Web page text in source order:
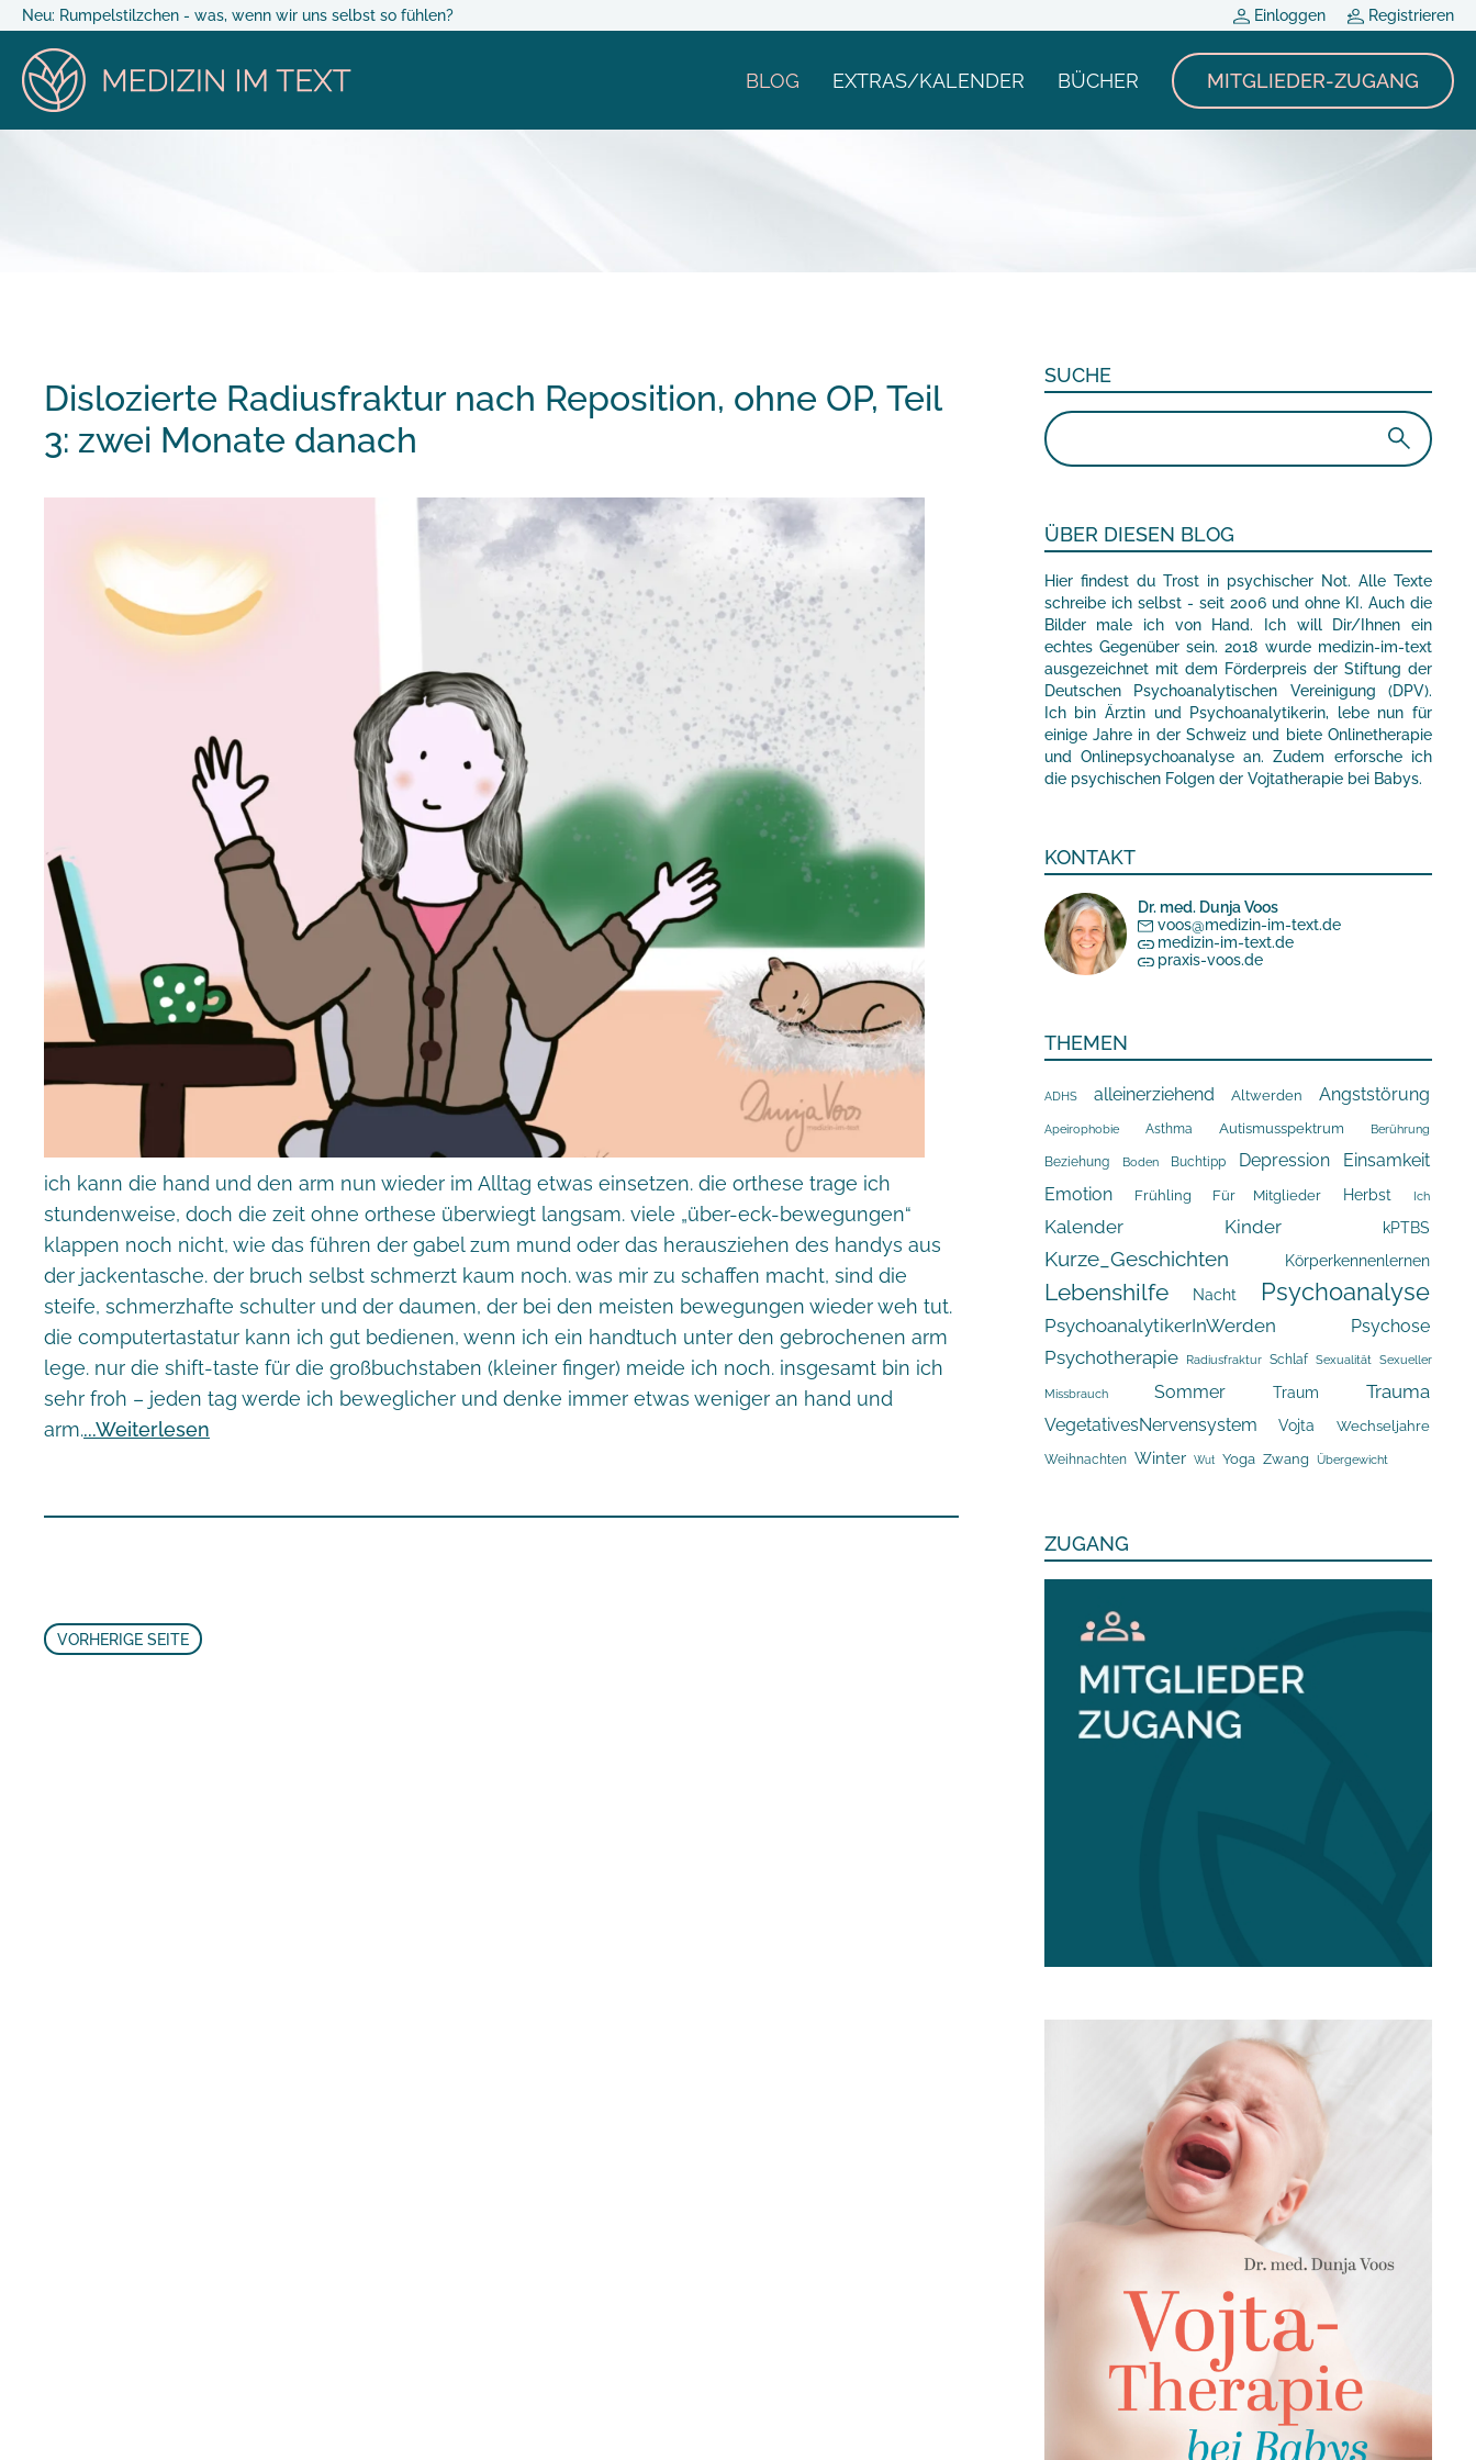
Neu: Rumpelstilzchen - was, wenn wir uns selbst so fühlen? Einloggen Registrieren
BLOG EXTRAS/KALENDER BÜCHER MITGLIEDER-ZUGANG
Dislozierte Radiusfraktur nach Reposition, ohne OP, Teil
3: zwei Monate danach
ich kann die hand und den arm nun wieder im Alltag etwas einsetzen. die orthese trage ich
stundenweise, doch die zeit ohne orthese überwiegt langsam. viele „über-eck-bewegungen“
klappen noch nicht, wie das führen der gabel zum mund oder das herausziehen des handys aus
der jackentasche. der bruch selbst schmerzt kaum noch. was mir zu schaffen macht, sind die
steife, schmerzhafte schulter und der daumen, der bei den meisten bewegungen wieder weh tut.
die computertastatur kann ich gut bedienen, wenn ich ein handtuch unter den gebrochenen arm
lege. nur die shift-taste für die großbuchstaben (kleiner finger) meide ich noch. insgesamt bin ich
sehr froh – jeden tag werde ich beweglicher und denke immer etwas weniger an hand und
arm. Weiterlesen
VORHERIGE SEITE
SUCHE
Suchen
nach:
ÜBER DIESEN BLOG
Hier findest du Trost in psychischer Not. Alle Texte
schreibe ich selbst - seit 2006 und ohne KI. Auch die
Bilder male ich von Hand. Ich will Dir/Ihnen ein
echtes Gegenüber sein. 2018 wurde medizin-im-text
ausgezeichnet mit dem Förderpreis der Stiftung der
Deutschen Psychoanalytischen Vereinigung (DPV).
Ich bin Ärztin und Psychoanalytikerin, lebe nun für
einige Jahre in der Schweiz und biete Onlinetherapie
und Onlinepsychoanalyse an. Zudem erforsche ich
die psychischen Folgen der Vojtatherapie bei Babys.
KONTAKT
Dr. med. Dunja Voos
voos@medizin-im-text.de
medizin-im-text.de
praxis-voos.de
THEMEN
ADHS alleinerziehend Altwerden Angststörung
Apeirophobie Asthma Autismusspektrum Berührung
Beziehung Boden Buchtipp Depression
Einsamkeit
Emotion
Frühling Für Mitglieder Herbst Ich
Kalender Kinder kPTBS
Kurze_Geschichten Körperkennenlernen
Lebenshilfe Nacht Psychoanalyse
PsychoanalytikerInWerden Psychose
Psychotherapie Radiusfraktur Schlaf Sexualität Sexueller
Missbrauch Sommer Traum Trauma
VegetativesNervensystem Vojta Wechseljahre
Weihnachten Winter Wut Yoga Zwang Übergewicht
ZUGANG